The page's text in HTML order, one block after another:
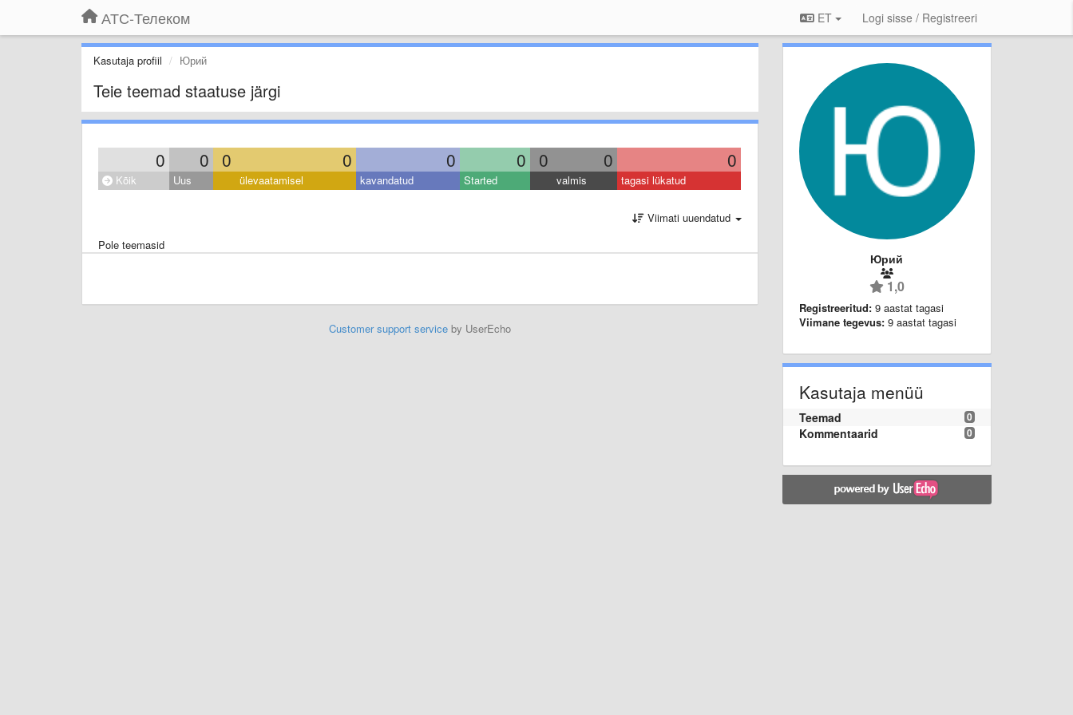
АТС-Телеком ET Logi sisse / Registreeri
Kasutaja profiil Юрий
Teie teemad staatuse järgi
0 0 0 0 0 0 0 0 0
Kõik Uus ülevaatamisel kavandatud Started valmis tagasi lükatud
Viimati uuendatud
Pole teemasid
Customer support serviceby UserEcho
Юрий
1,0
Registreeritud: 9 aastat tagasi
Viimane tegevus: 9 aastat tagasi
Kasutaja menüü
0
Teemad
0
Kommentaarid